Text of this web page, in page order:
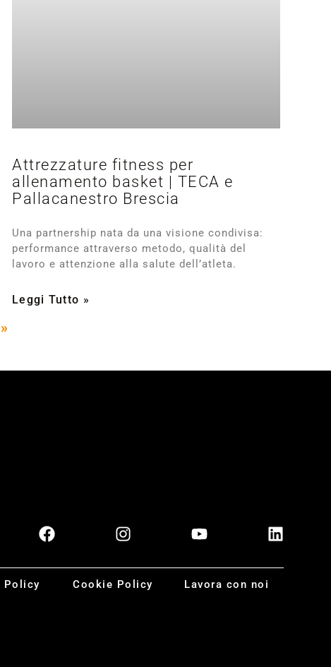
Attrezzature fitness per
allenamento basket | TECA e
Pallacanestro Brescia
Una partnership nata da una visione condivisa:
performance attraverso metodo, qualità del
lavoro e attenzione alla salute dell’atleta.
Leggi Tutto »
Policy Cookie Policy Lavora con noi